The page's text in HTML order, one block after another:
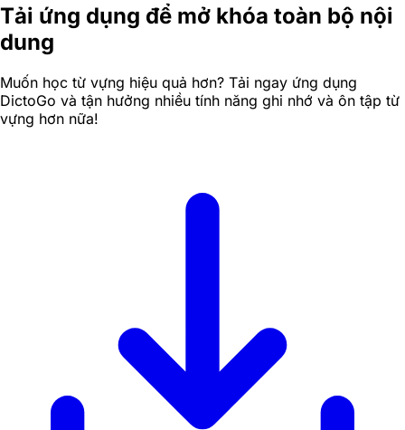
Tải ứng dụng để mở khóa toàn bộ nội
dung
Muốn học từ vựng hiệu quả hơn? Tải ngay ứng dụng
DictoGo và tận hưởng nhiều tính năng ghi nhớ và ôn tập từ
vựng hơn nữa!